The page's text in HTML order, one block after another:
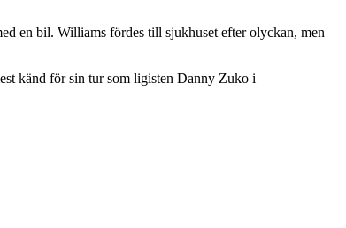
en bil. Williams fördes till sjukhuset efter olyckan, men
känd för sin tur som ligisten Danny Zuko i